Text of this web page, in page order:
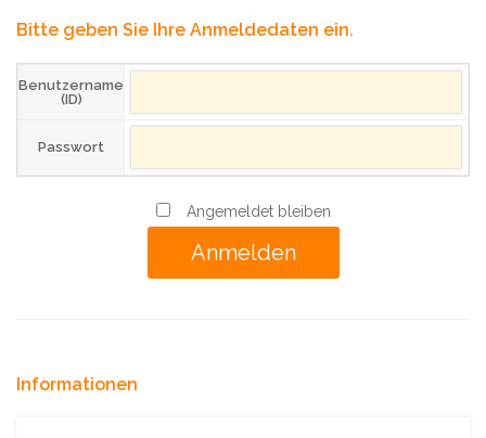
Bitte geben Sie Ihre Anmeldedaten ein.
Benutzername
(ID)
Passwort
Angemeldet bleiben
Informationen